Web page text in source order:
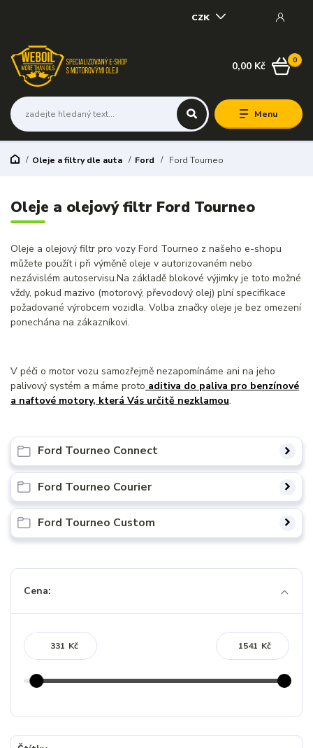
Menu
CZK
0
0,00 Kč
Oleje a filtry dle auta Ford Ford Tourneo
Oleje a olejový filtr Ford Tourneo
Oleje a olejový filtr pro vozy Ford Tourneo z našeho e-shopu
můžete použít i při výměně oleje v autorizovaném nebo
nezávislém autoservisu.Na základě blokové výjimky je toto možné
vždy, pokud mazivo (motorový, převodový olej) plní specifikace
požadované výrobcem vozidla. Volba značky oleje je bez omezení
ponechána na zákazníkovi.
V péči o motor vozu samozřejmě nezapomínáme ani na jeho
palivový systém a máme proto aditiva do paliva pro benzínové
a naftové motory, která Vás určitě nezklamou.
Ford Tourneo Connect
Ford Tourneo Courier
Ford Tourneo Custom
Cena:
Kč Kč